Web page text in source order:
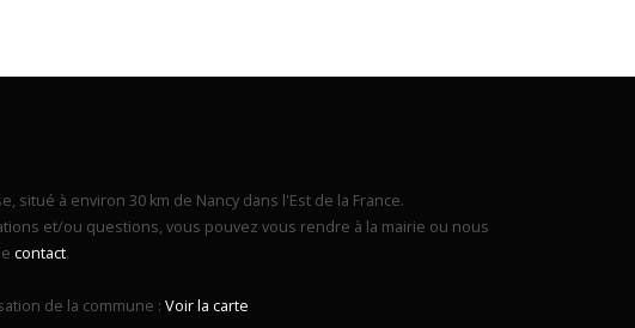
situé à environ 30 km de Nancy dans l'Est de la France.
et/ou questions, vous pouvez vous rendre à la mairie ou nous
contact.
de la commune : Voir la carte